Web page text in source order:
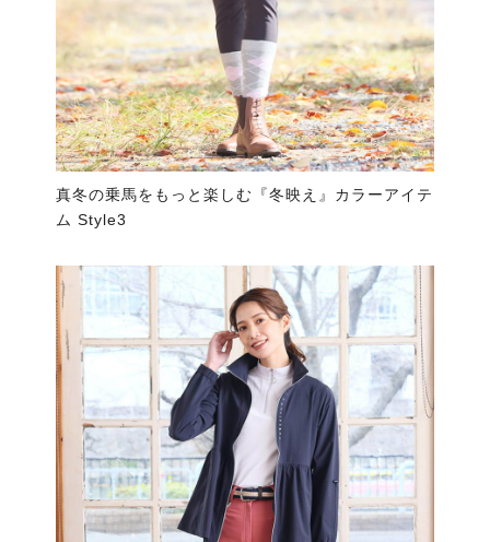
真冬の乗馬をもっと楽しむ『冬映え』カラーアイテ
ム Style3